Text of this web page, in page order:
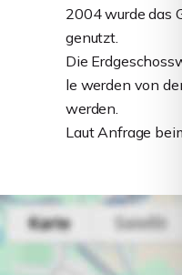
2004 wurde das
genutzt.
Die
le werden von
werden.
Laut Anfrage